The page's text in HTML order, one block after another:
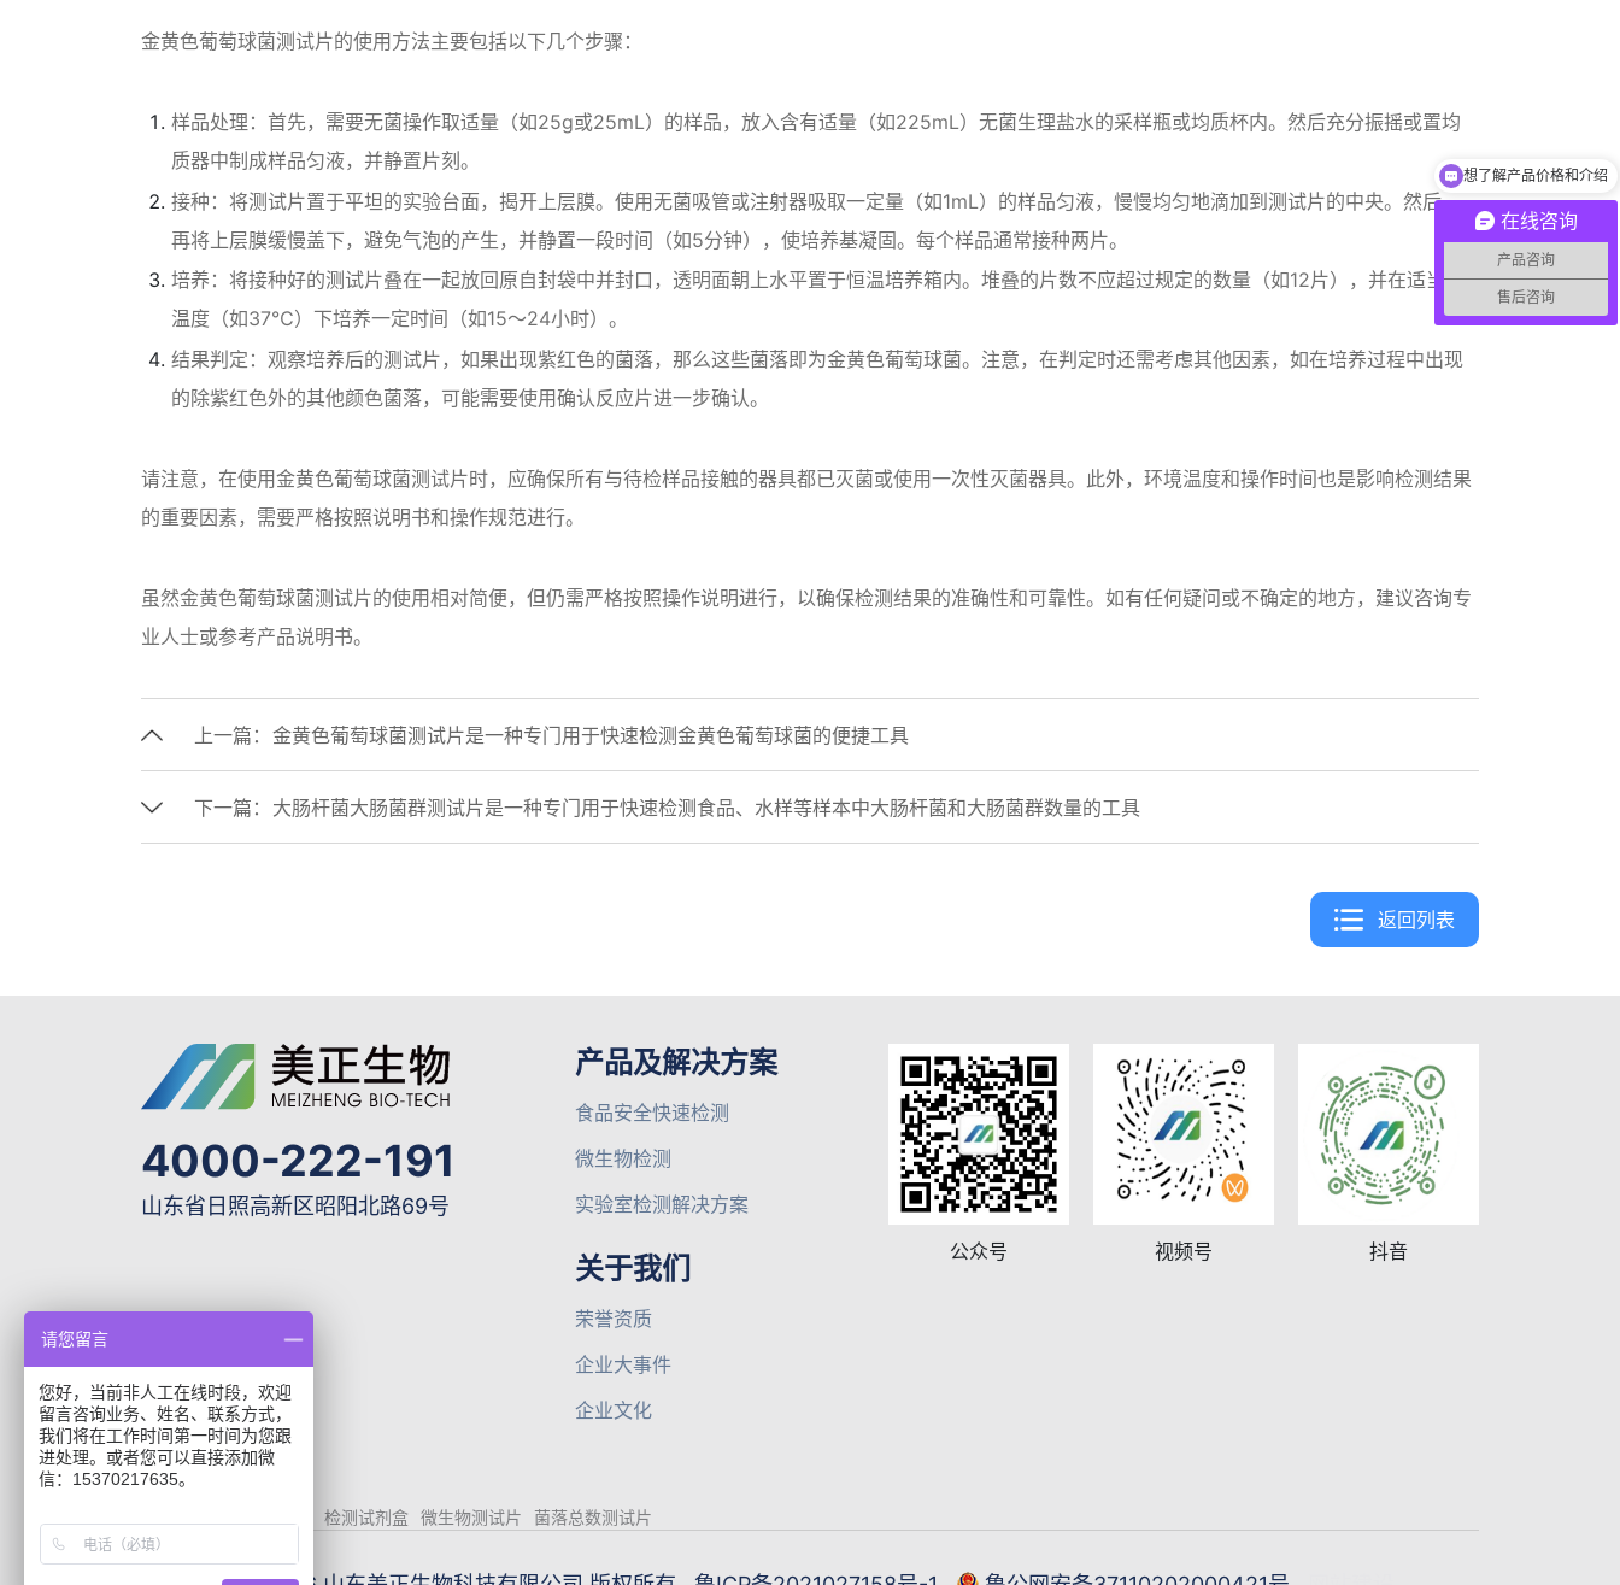
金黄色葡萄球菌测试片的使用方法主要包括以下几个步骤：
样品处理：首先，需要无菌操作取适量（如25g或25mL）的样品，放入含有适量（如225mL）无菌生理盐水的采样瓶或均质杯内。然后充分振摇或置均
质器中制成样品匀液，并静置片刻。
接种：将测试片置于平坦的实验台面，揭开上层膜。使用无菌吸管或注射器吸取一定量（如1mL）的样品匀液，慢慢均匀地滴加到测试片的中央。然后，
再将上层膜缓慢盖下，避免气泡的产生，并静置一段时间（如5分钟），使培养基凝固。每个样品通常接种两片。
培养：将接种好的测试片叠在一起放回原自封袋中并封口，透明面朝上水平置于恒温培养箱内。堆叠的片数不应超过规定的数量（如12片），并在适当的
温度（如37℃）下培养一定时间（如15～24小时）。
结果判定：观察培养后的测试片，如果出现紫红色的菌落，那么这些菌落即为金黄色葡萄球菌。注意，在判定时还需考虑其他因素，如在培养过程中出现
的除紫红色外的其他颜色菌落，可能需要使用确认反应片进一步确认。
请注意，在使用金黄色葡萄球菌测试片时，应确保所有与待检样品接触的器具都已灭菌或使用一次性灭菌器具。此外，环境温度和操作时间也是影响检测结果
的重要因素，需要严格按照说明书和操作规范进行。
虽然金黄色葡萄球菌测试片的使用相对简便，但仍需严格按照操作说明进行，以确保检测结果的准确性和可靠性。如有任何疑问或不确定的地方，建议咨询专
业人士或参考产品说明书。
上一篇： 金黄色葡萄球菌测试片是一种专门用于快速检测金黄色葡萄球菌的便捷工具
下一篇： 大肠杆菌大肠菌群测试片是一种专门用于快速检测食品、水样等样本中大肠杆菌和大肠菌群数量的工具
返回列表
4000-222-191
山东省日照高新区昭阳北路69号
产品及解决方案
食品安全快速检测
微生物检测
实验室检测解决方案
关于我们
荣誉资质
企业大事件
企业文化
公众号 视频号 抖音
检测试剂盒 微生物测试片 菌落总数测试片
在线咨询
产品咨询
售后咨询
产品如何收费？
请您留言
您好，当前非人工在线时段，欢迎
留言咨询业务、姓名、联系方式，
我们将在工作时间第一时间为您跟
进处理。或者您可以直接添加微
信：15370217635。